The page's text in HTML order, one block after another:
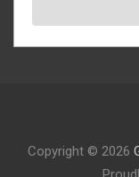
Copyright © 2026